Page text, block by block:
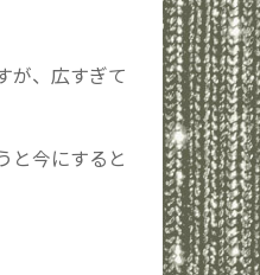
が、広すぎて
と今にすると